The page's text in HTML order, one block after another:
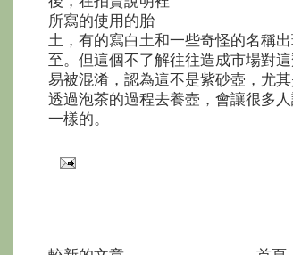
所寫的使用的胎
土，有的寫白土和一些奇怪的名稱
至。但這個不了解往往造成市場對
易被混淆，認為這不是紫砂壺，尤
透過泡茶的過程去養壺，會讓很多
一樣的。